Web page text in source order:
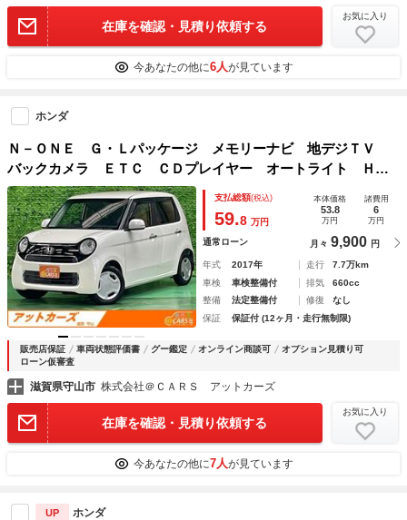
在庫を確認・見積り依頼する
お気に入り
今あなたの他に6人が見ています
ホンダ
Ｎ－ＯＮＥ Ｇ・Ｌパッケージ メモリーナビ 地デジＴＶ
バックカメラ ＥＴＣ ＣＤプレイヤー オートライト ＨＩ
Ｄヘッドライト スマートキー 横滑り防止 電動格納ミラ
ー オートエアコン 純正セキュリティ 禁煙車 オゾン消臭
施工済み
支払総額(税込)
59.8 万円
本体価格
53.8
万円
諸費用
6
万円
通常ローン 月々 9,900 円
年式 2017年 走行
7.7万km
車検
車検整備付 排気
660cc
整備
法定整備付 修復
なし
保証
保証付 (12ヶ月・走行無制限)
販売店保証 車両状態評価書 グー鑑定 オンライン商談可
オプション見積り可
ローン仮審査
滋賀県守山市 株式会社＠ＣＡＲＳ アットカーズ
在庫を確認・見積り依頼する
お気に入り
今あなたの他に7人が見ています
UP ホンダ